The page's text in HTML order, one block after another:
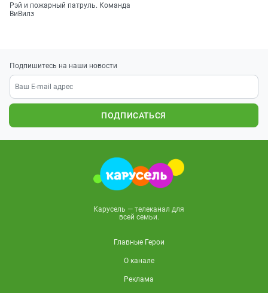
Рэй и пожарный патруль. Команда
ВиВилз
Подпишитесь на наши новости
ПОДПИСАТЬСЯ
Карусель — телеканал для
всей семьи.
Главные Герои
О канале
Реклама